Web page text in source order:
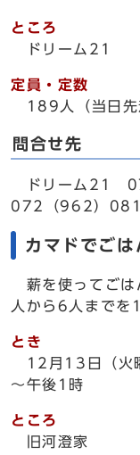
ところ
ドリーム21
定員・定数
189人（当日先
問合せ先
ドリーム21
072（962）
カマドでごは
薪を使ってごは
人から6人までを
とき
12月13日（火
～午後1時
ところ
旧河澄家